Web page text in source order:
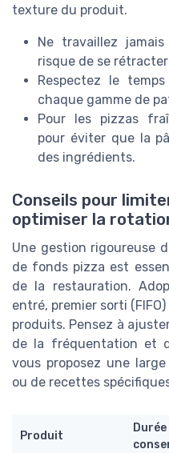
texture du produit.
Ne travaillez
risque de se
Respectez le
chaque gamme de
Pour les pizzas
pour éviter que la
des ingrédients.
Conseils pour
optimiser la
Une gestion rigoureuse
de fonds pizza est
de la restauration.
entré, premier sorti
produits. Pensez à
de la fréquentation et
vous proposez une
ou de recettes
Produit
Durée